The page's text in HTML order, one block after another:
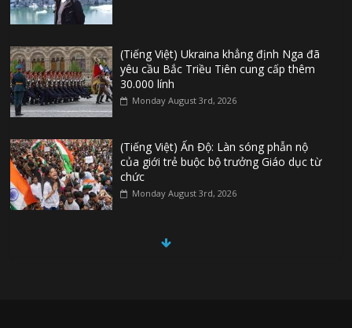
(Tiếng Việt) Ukraina khẳng định Nga đã
yêu cầu Bắc Triều Tiên cung cấp thêm
30.000 lính
Monday August 3rd, 2026
(Tiếng Việt) Ấn Độ: Làn sóng phẫn nộ
của giới trẻ buộc bộ trưởng Giáo dục từ
chức
Monday August 3rd, 2026
(Tiếng Việt) Đức: Thủ phạm vụ khủng bố